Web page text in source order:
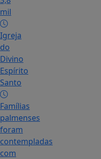
mil
Igreja
do
Divino
Espírito
Santo
Famílias
palmenses
foram
contempladas
com